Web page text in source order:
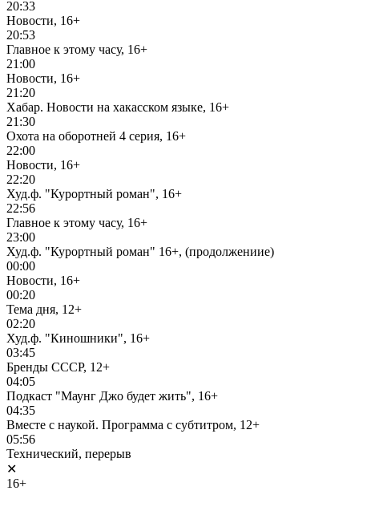
20:33
Новости, 16+
20:53
Главное к этому часу, 16+
21:00
Новости, 16+
21:20
Хабар. Новости на хакасском языке, 16+
21:30
Охота на оборотней 4 серия, 16+
22:00
Новости, 16+
22:20
Худ.ф. "Курортный роман", 16+
22:56
Главное к этому часу, 16+
23:00
Худ.ф. "Курортный роман" 16+, (продолжениие)
00:00
Новости, 16+
00:20
Тема дня, 12+
02:20
Худ.ф. "Киношники", 16+
03:45
Бренды СССР, 12+
04:05
Подкаст "Маунг Джо будет жить", 16+
04:35
Вместе с наукой. Программа с субтитром, 12+
05:56
Технический, перерыв
✕
16+